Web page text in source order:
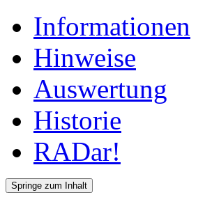
Informationen
Hinweise
Auswertung
Historie
RADar!
Springe zum Inhalt